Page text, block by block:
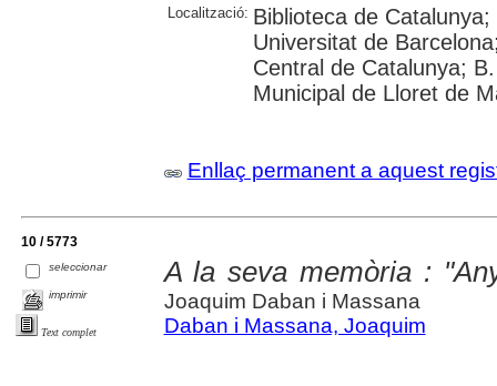
Localització: Biblioteca de
Universitat de
Central de Catalunya;
Municipal de Lloret de
Enllaç permanent a aquest
10 / 5773
seleccionar
imprimir
Text complet
A la seva memòria :
Joaquim Daban i Massana
Daban i Massana, Joaquim